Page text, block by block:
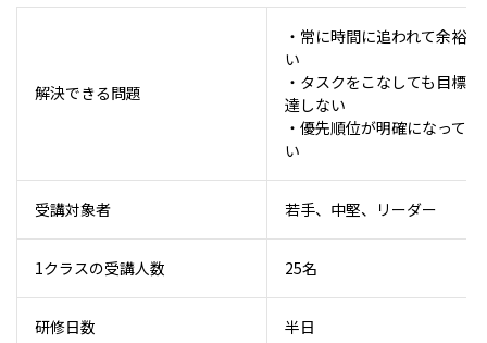
解決できる問題
・常に時間に追われて余裕が
い
・タスクをこなしても目標に
達しない
・優先順位が明確になってい
い
受講対象者 若手、中堅、リーダー
1クラスの受講人数 25名
研修日数 半日